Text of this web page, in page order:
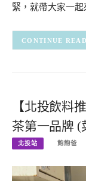
緊，就帶大家一
CONTINUE
【北投飲料
茶第一品牌 (
北投站 飽飽爸